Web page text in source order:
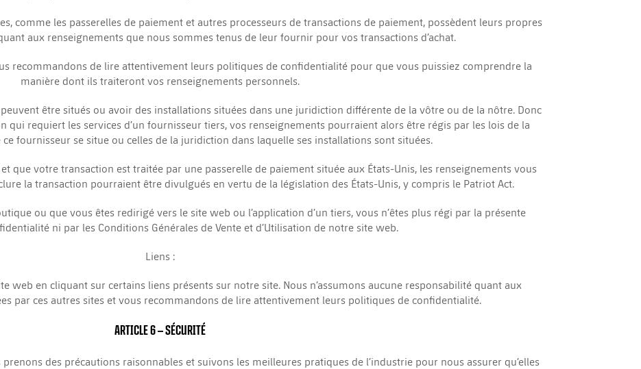
comme les passerelles de paiement et autres processeurs de transactions de paiement, possèdent leurs propres
aux renseignements que nous sommes tenus de leur fournir pour vos transactions d’achat.
recommandons de lire attentivement leurs politiques de confidentialité pour que vous puissiez comprendre la
manière dont ils traiteront vos renseignements personnels.
être situés ou avoir des installations situées dans une juridiction différente de la vôtre ou de la nôtre. Donc
qui requiert les services d’un fournisseur tiers, vos renseignements pourraient alors être régis par les lois de la
fournisseur se situe ou celles de la juridiction dans laquelle ses installations sont situées.
que votre transaction est traitée par une passerelle de paiement située aux États-Unis, les renseignements vous
la transaction pourraient être divulgués en vertu de la législation des États-Unis, y compris le Patriot Act.
ou que vous êtes redirigé vers le site web ou l’application d’un tiers, vous n’êtes plus régi par la présente
ni par les Conditions Générales de Vente et d’Utilisation de notre site web.
Liens :
web en cliquant sur certains liens présents sur notre site. Nous n’assumons aucune responsabilité quant aux
par ces autres sites et vous recommandons de lire attentivement leurs politiques de confidentialité.
ARTICLE 6– SÉCURITÉ
des précautions raisonnables et suivons les meilleures pratiques de l’industrie pour nous assurer qu’elles